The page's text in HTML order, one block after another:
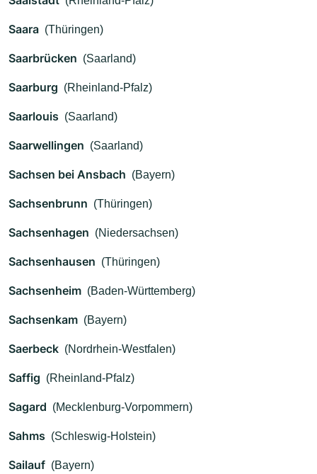
Saara (Thüringen)
Saarbrücken (Saarland)
Saarburg (Rheinland-Pfalz)
Saarlouis (Saarland)
Saarwellingen (Saarland)
Sachsen bei Ansbach (Bayern)
Sachsenbrunn (Thüringen)
Sachsenhagen (Niedersachsen)
Sachsenhausen (Thüringen)
Sachsenheim (Baden-Württemberg)
Sachsenkam (Bayern)
Saerbeck (Nordrhein-Westfalen)
Saffig (Rheinland-Pfalz)
Sagard (Mecklenburg-Vorpommern)
Sahms (Schleswig-Holstein)
Sailauf (Bayern)